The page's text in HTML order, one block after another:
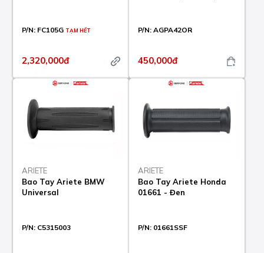
P/N: FC105G TẠM HẾT
2,320,000đ
P/N: AGPA42OR
450,000đ
ARIETE
Bao Tay Ariete BMW
Universal
P/N: C5315003
ARIETE
Bao Tay Ariete Honda
01661 - Đen
P/N: 01661SSF